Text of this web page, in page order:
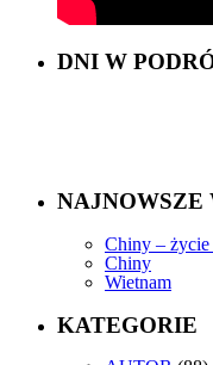
DNI W
NAJNOWSZE
Chiny –
Chiny
Wietnam
KATEGORIE